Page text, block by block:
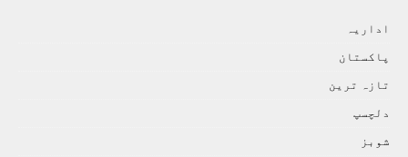
اداريہ
پاکستان
تازہ ترين
دلچسپ
شوبز